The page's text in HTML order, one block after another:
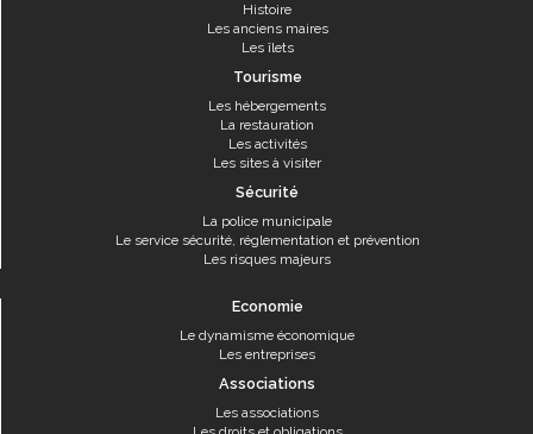
Histoire
Les anciens maires
Les îlets
Tourisme
Les hébergements
La restauration
Les activités
Les sites à visiter
Sécurité
La police municipale
Le service sécurité, réglementation et prévention
Les risques majeurs
Economie
Le dynamisme économique
Les entreprises
Associations
Les associations